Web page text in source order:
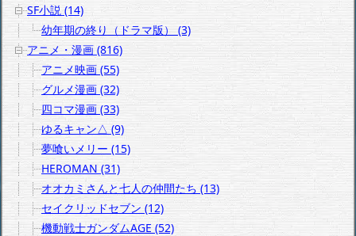
SF小説 (14)
幼年期の終り（ドラマ版） (3)
アニメ・漫画 (816)
アニメ映画 (55)
グルメ漫画 (32)
四コマ漫画 (33)
ゆるキャン△ (9)
夢喰いメリー (15)
HEROMAN (31)
オオカミさんと七人の仲間たち (13)
セイクリッドセブン (12)
機動戦士ガンダムAGE (52)